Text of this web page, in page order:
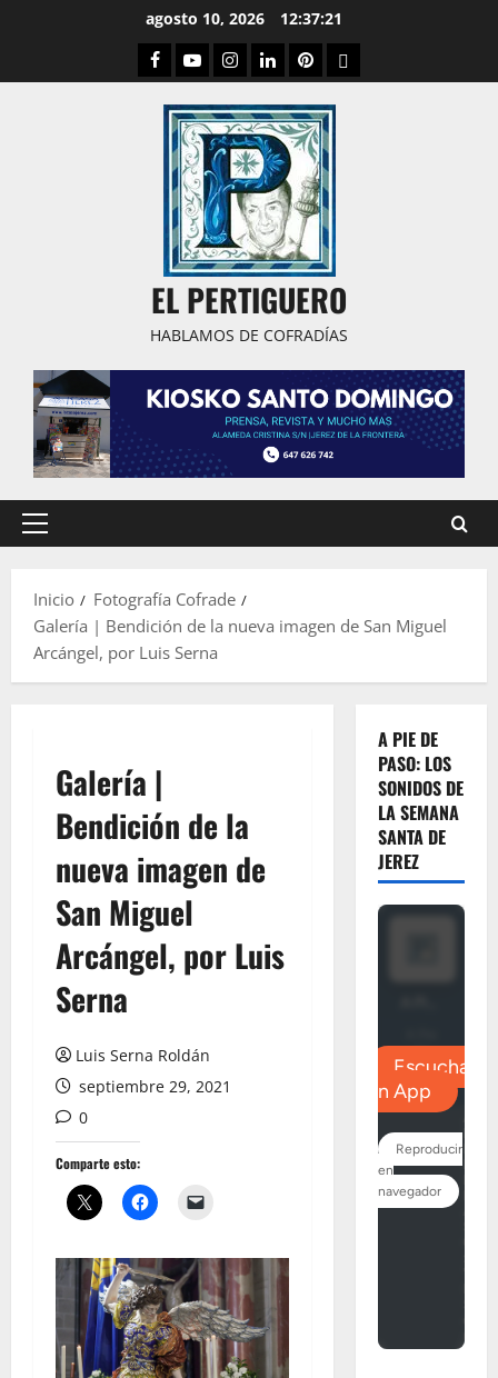
agosto 10, 2026 12:37:22
Facebook
YoutubeInstagram
LinkedPinterestDribbble
EL PERTIGUERO
HABLAMOS DE COFRADÍAS
Menú
Inicio
Fotografía Cofrade
Galería | Bendición de la nueva imagen de San Miguel
Arcángel, por Luis Serna
Galería |
Bendición de la
nueva imagen de
San Miguel
Arcángel, por Luis
Serna
Luis Serna Roldán
septiembre 29, 2021
0
Comparte esto:
A PIE DE
PASO: LOS
SONIDOS DE
LA SEMANA
SANTA DE
JEREZ